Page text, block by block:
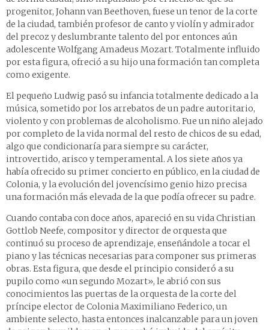
progenitor, Johann van Beethoven, fuese un tenor de la corte
de la ciudad, también profesor de canto y violín y admirador
del precoz y deslumbrante talento del por entonces aún
adolescente Wolfgang Amadeus Mozart. Totalmente influido
por esta figura, ofreció a su hijo una formación tan completa
como exigente.
El pequeño Ludwig pasó su infancia totalmente dedicado a la
música, sometido por los arrebatos de un padre autoritario,
violento y con problemas de alcoholismo. Fue un niño alejado
por completo de la vida normal del resto de chicos de su edad,
algo que condicionaría para siempre su carácter,
introvertido, arisco y temperamental. A los siete años ya
había ofrecido su primer concierto en público, en la ciudad de
Colonia, y la evolución del jovencísimo genio hizo precisa
una formación más elevada de la que podía ofrecer su padre.
Cuando contaba con doce años, apareció en su vida Christian
Gottlob Neefe, compositor y director de orquesta que
continuó su proceso de aprendizaje, enseñándole a tocar el
piano y las técnicas necesarias para componer sus primeras
obras. Esta figura, que desde el principio consideró a su
pupilo como «un segundo Mozart», le abrió con sus
conocimientos las puertas de la orquesta de la corte del
príncipe elector de Colonia Maximiliano Federico, un
ambiente selecto, hasta entonces inalcanzable para un joven